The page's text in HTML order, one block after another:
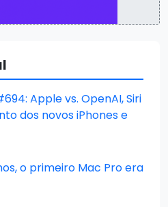
Apple vs. OpenAI, Siri
dos novos iPhones e
o primeiro Mac Pro era